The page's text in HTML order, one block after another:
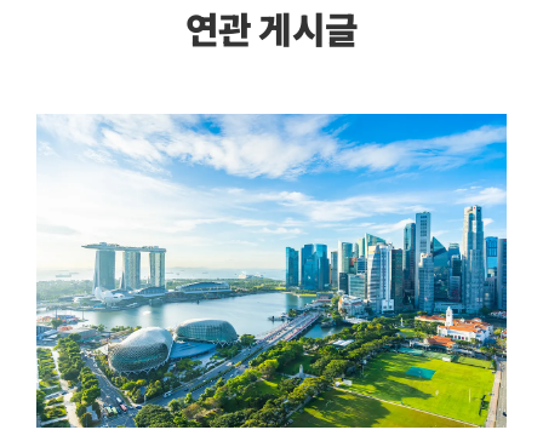
연관 게시글